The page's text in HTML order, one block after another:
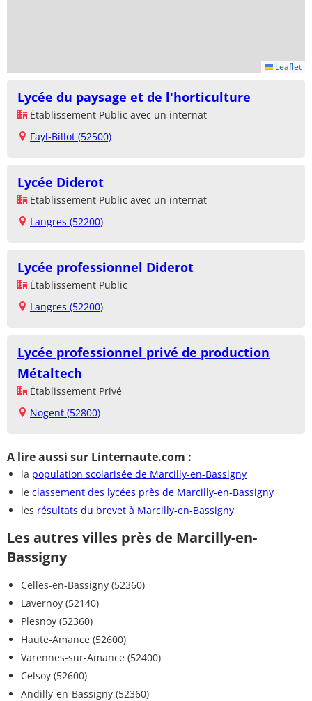
Leaflet
Lycée du paysage et de l'horticulture
Établissement Public avec un internat
Fayl-Billot (52500)
Lycée Diderot
Établissement Public avec un internat
Langres (52200)
Lycée professionnel Diderot
Établissement Public
Langres (52200)
Lycée professionnel privé de production
Métaltech
Établissement Privé
Nogent (52800)
A lire aussi sur Linternaute.com :
la population scolarisée de Marcilly-en-Bassigny
le classement des lycées près de Marcilly-en-Bassigny
les résultats du brevet à Marcilly-en-Bassigny
Les autres villes près de Marcilly-en-
Bassigny
Celles-en-Bassigny (52360)
Lavernoy (52140)
Plesnoy (52360)
Haute-Amance (52600)
Varennes-sur-Amance (52400)
Celsoy (52600)
Andilly-en-Bassigny (52360)